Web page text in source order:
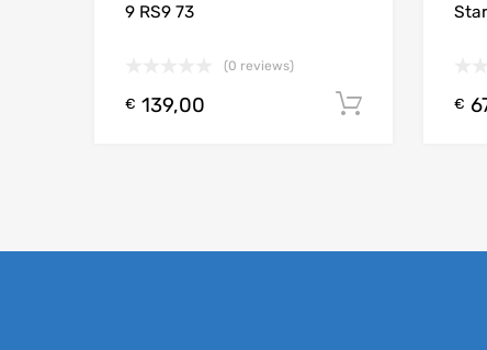
9 RS9 73
(0 reviews)
€ 139,00 €